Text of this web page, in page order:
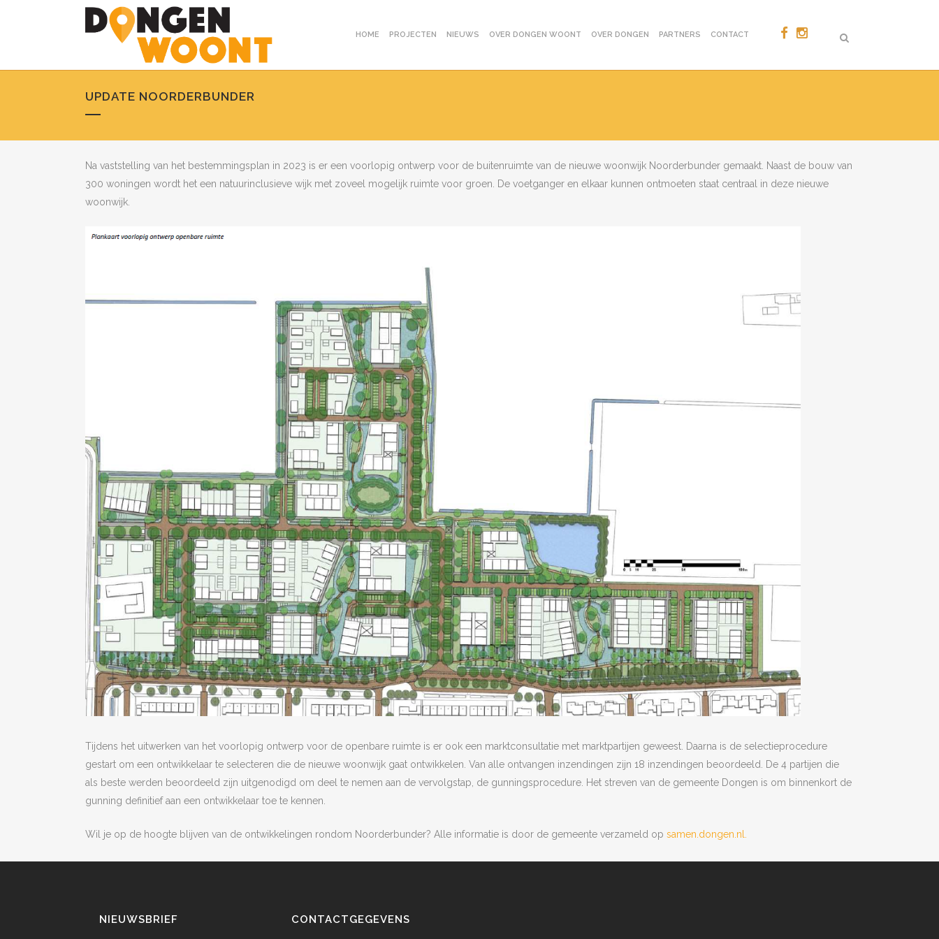
HOME PROJECTEN NIEUWS OVER DONGEN WOONT OVER DONGEN PARTNERS CONTACT
UPDATE NOORDERBUNDER
Na vaststelling van het bestemmingsplan in 2023 is er een voorlopig ontwerp voor de buitenruimte van de nieuwe woonwijk Noorderbunder gemaakt. Naast de bouw van
300 woningen wordt het een natuurinclusieve wijk met zoveel mogelijk ruimte voor groen. De voetganger en elkaar kunnen ontmoeten staat centraal in deze nieuwe
woonwijk.
Tijdens het uitwerken van het voorlopig ontwerp voor de openbare ruimte is er ook een marktconsultatie met marktpartijen geweest. Daarna is de selectieprocedure
gestart om een ontwikkelaar te selecteren die de nieuwe woonwijk gaat ontwikkelen. Van alle ontvangen inzendingen zijn 18 inzendingen beoordeeld. De 4 partijen die
als beste werden beoordeeld zijn uitgenodigd om deel te nemen aan de vervolgstap, de gunningsprocedure. Het streven van de gemeente Dongen is om binnenkort de
gunning definitief aan een ontwikkelaar toe te kennen.
Wil je op de hoogte blijven van de ontwikkelingen rondom Noorderbunder? Alle informatie is door de gemeente verzameld op samen.dongen.nl.
NIEUWSBRIEF CONTACTGEGEVENS